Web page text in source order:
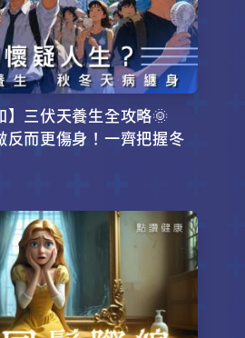
】三伏天養生全攻略🌞
反而更傷身！一齊把握冬